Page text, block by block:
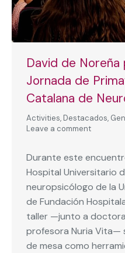
David de
Jornada de
Catalana de
Activities, Destacados,
Leave a comment
Durante este
Hospital Universitario
neuropsicólogo de la
de Fundación
taller —junto a
profesora Nuria Vita—
de mesa como